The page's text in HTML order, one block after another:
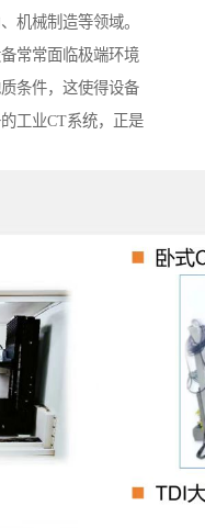
机械制造等领域。
常常面临极端环境
条件，这使得设备
工业CT系统，正是